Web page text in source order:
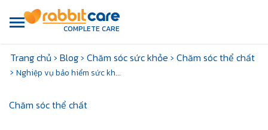
COMPLETE CARE
Trang chủ › Blog› Chăm sóc sức khỏe › Chăm sóc thể chất
› Nghiệp vụ bảo hiểm sức kh...
Chăm sóc thể chất